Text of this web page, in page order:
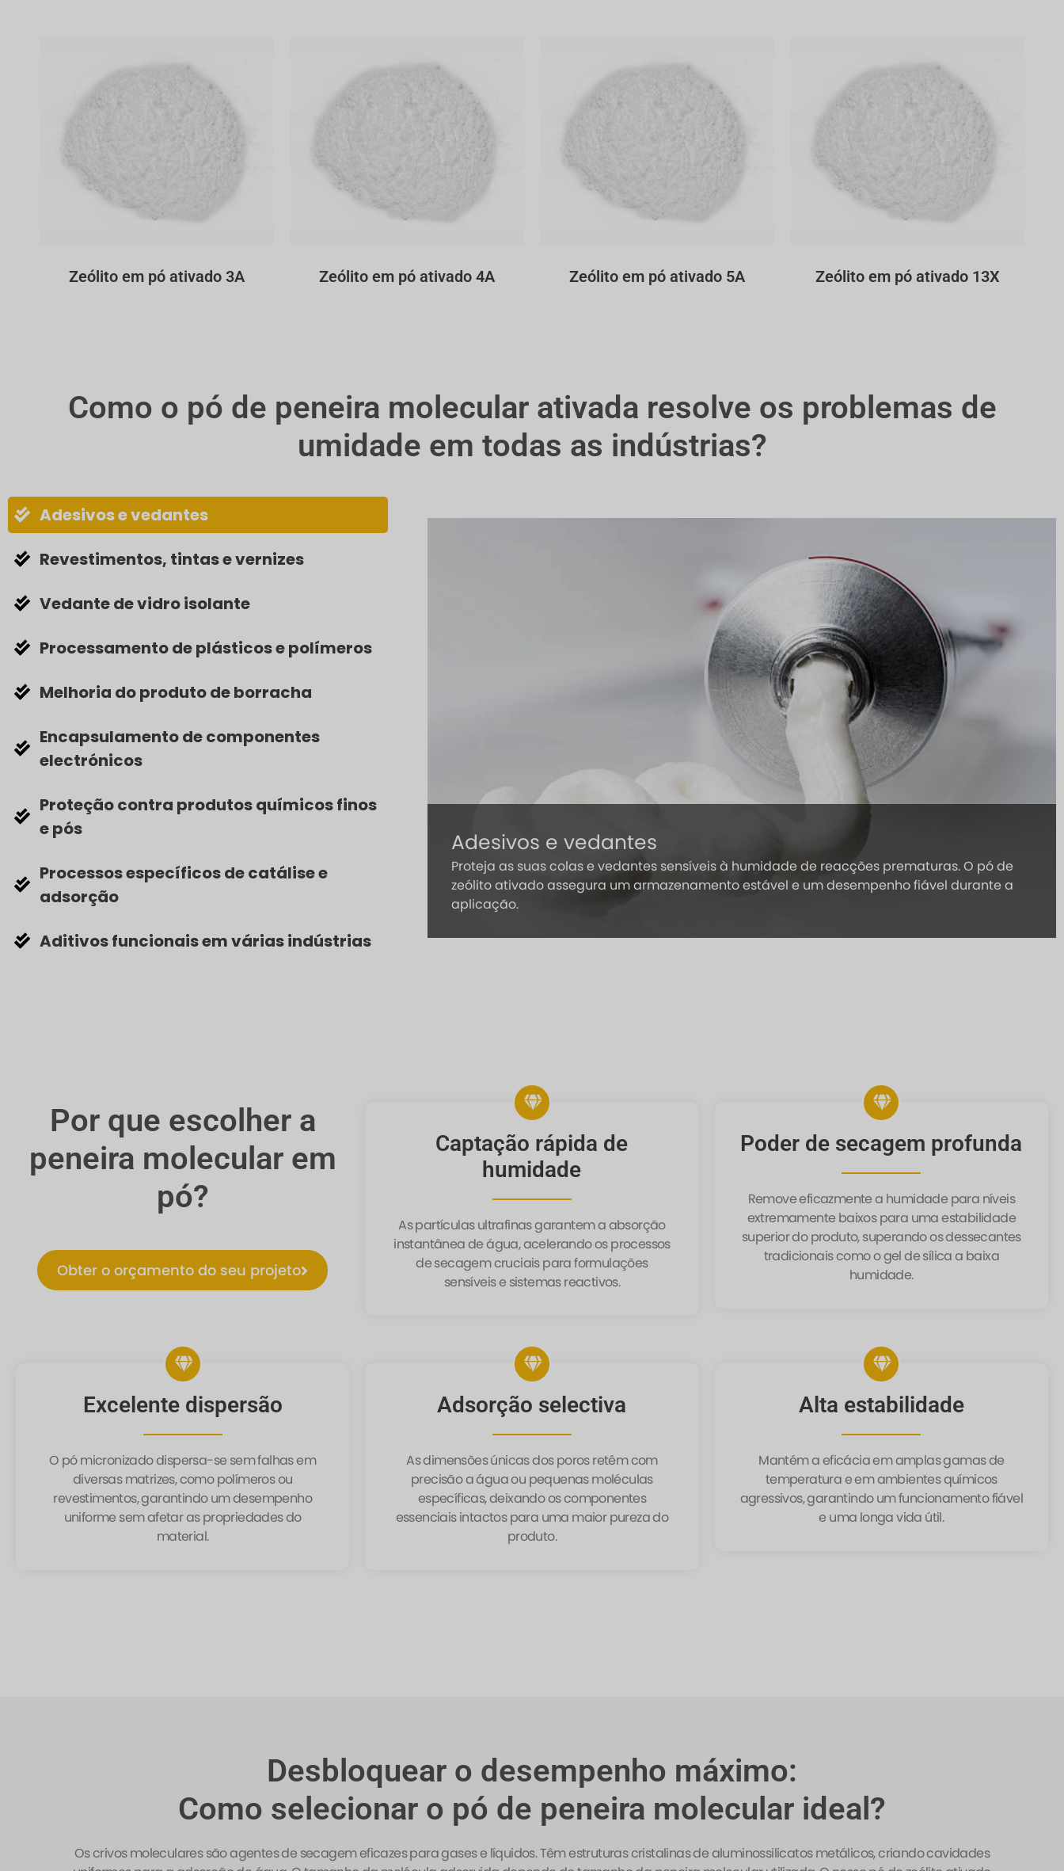
Zeólito em pó ativado 3A Zeólito em pó ativado 4A Zeólito em pó ativado 5A Zeólito em pó ativado 13X
Como o pó de peneira molecular ativada resolve os problemas de
umidade em todas as indústrias?
várias indústrias
o pó de zeólito ativado serve várias indústrias como a
e outras. Controla a humidade e melhora o desempenho
Adesivos e vedantes
Proteja as suas colas e vedantes sensíveis à humidade de reacções prematuras. O pó de
zeólito ativado assegura um armazenamento estável e um desempenho fiável durante a
aplicação.
Adesivos e vedantes
Revestimentos, tintas e vernizes
Vedante de vidro isolante
Processamento de plásticos e polímeros
Melhoria do produto de borracha
Encapsulamento de componentes
electrónicos
Proteção contra produtos químicos finos
e pós
Processos específicos de catálise e
adsorção
Aditivos funcionais em várias indústrias
Por que escolher a
peneira molecular em
pó?
Obter o orçamento do seu projeto
Captação rápida de
humidade
As partículas ultrafinas garantem a absorção
instantânea de água, acelerando os processos
de secagem cruciais para formulações
sensíveis e sistemas reactivos.
Poder de secagem profunda
Remove eficazmente a humidade para níveis
extremamente baixos para uma estabilidade
superior do produto, superando os dessecantes
tradicionais como o gel de sílica a baixa
humidade.
Excelente dispersão
O pó micronizado dispersa-se sem falhas em
diversas matrizes, como polímeros ou
revestimentos, garantindo um desempenho
uniforme sem afetar as propriedades do
material.
Adsorção selectiva
As dimensões únicas dos poros retêm com
precisão a água ou pequenas moléculas
específicas, deixando os componentes
essenciais intactos para uma maior pureza do
produto.
Alta estabilidade
Mantém a eficácia em amplas gamas de
temperatura e em ambientes químicos
agressivos, garantindo um funcionamento fiável
e uma longa vida útil.
Desbloquear o desempenho máximo:
Como selecionar o pó de peneira molecular ideal?
Os crivos moleculares são agentes de secagem eficazes para gases e líquidos. Têm estruturas cristalinas de aluminossilicatos metálicos, criando cavidades